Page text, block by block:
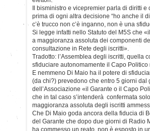
Il bisministro e vicepremier parla di diritti
prima di ogni altra decisione “ho anche il
c’è trucco non c’è inganno, non è una
Si legge infatti nello Statuto del M5S che
a maggioranza assoluta dei componenti
consultazione in Rete degli iscritti».
Tradotto: l’Assemblea degli iscritti, quella
sfiduciare autonomamente il Capo
E nemmeno Di Maio ha il potere di
(da chi?) prevedono che entro 5 giorni
dell’Associazione «il Garante o il Capo
che in tal caso s’intenderà confermata
maggioranza assoluta degli iscritti
Che Di Maio goda ancora della fiducia di
del Garante che dopo due giorni di Radio
ha commesso un reato, non è esposto in